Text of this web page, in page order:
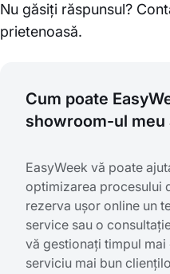
Nu găsiți răspunsul?
prietenoasă.
Cum poate
showroom-ul meu
EasyWeek vă poate
optimizarea procesului
rezerva ușor online un
service sau o
vă gestionați timpul
serviciu mai bun